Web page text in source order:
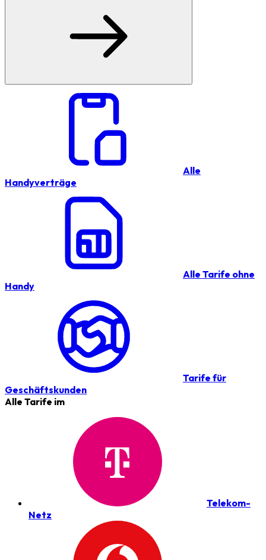
Alle
Handyverträge
Alle Tarife ohne
Handy
Tarife für
Geschäftskunden
Alle Tarife im
Telekom-
Netz